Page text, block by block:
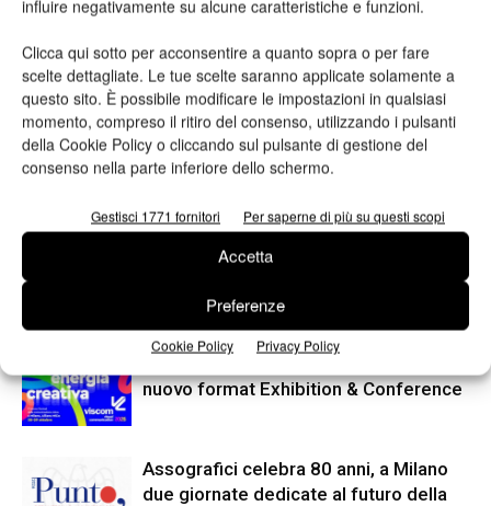
influire negativamente su alcune caratteristiche e funzioni.
Clicca qui sotto per acconsentire a quanto sopra o per fare
scelte dettagliate. Le tue scelte saranno applicate solamente a
questo sito. È possibile modificare le impostazioni in qualsiasi
momento, compreso il ritiro del consenso, utilizzando i pulsanti
della Cookie Policy o cliccando sul pulsante di gestione del
consenso nella parte inferiore dello schermo.
Gestisci 1771 fornitori Per saperne di più su questi scopi
Accetta
Preferenze
Cookie Policy Privacy Policy
Articolo precedente
Iggesund vince in due
Excellence Awards
Prossimo articolo
ALTRO DALL'AUTORE
nuovo format Exhibition & Conference
Assografici celebra 80 anni, a Milano
due giornate dedicate al futuro della